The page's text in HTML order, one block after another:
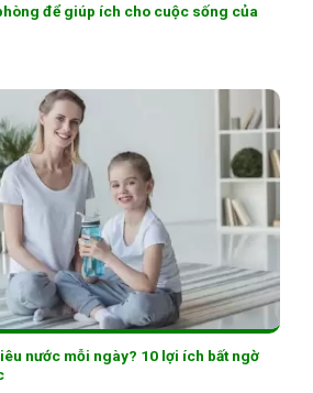
để giúp ích cho cuộc sống của
nước mỗi ngày? 10 lợi ích bất ngờ